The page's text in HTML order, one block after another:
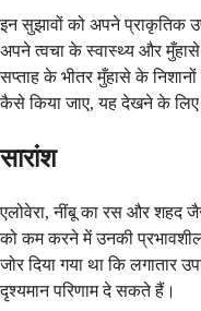
इन सुझावों को अपने प्राकृतिक
अपने त्वचा के स्वास्थ्य और
सप्ताह के भीतर मुँहासे के
कैसे किया जाए, यह देखने के लिए
सारांश
एलोवेरा, नींबू का रस और शहद
को कम करने में उनकी
जोर दिया गया था कि लगातार
दृश्यमान परिणाम दे सकते हैं।